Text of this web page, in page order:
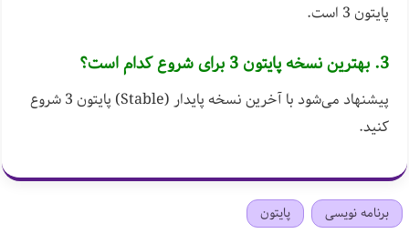
پایتون 3 است.
3. بهترین نسخه پایتون 3 برای شروع کدام است؟
پیشنهاد می‌شود با آخرین نسخه پایدار (Stable) پایتون 3 شروع
کنید.
برنامه نویسی پایتون